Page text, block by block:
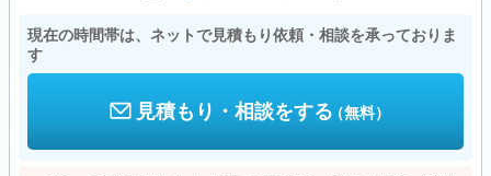
現在の時間帯は、ネットで見積もり依頼・相談を承っておりま
す
見積もり・相談をする（無料）